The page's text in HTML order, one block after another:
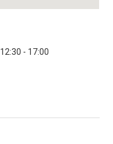
12:30 - 17:00